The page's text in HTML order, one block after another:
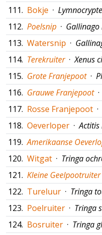
111. Bokje ·
112. Poelsnip ·
113. Watersnip ·
114. Terekruiter ·Xenus
115. Grote Franjepoot ·
116. Grauwe Franjepoot ·
117. Rosse Franjepoot ·
118. Oeverloper ·Actitis
119. Amerikaanse
120. Witgat · Tringa
121. Kleine Geelpootruiter
122. Tureluur · Tringa
123. Poelruiter · Tringa
124. Bosruiter · Tringa